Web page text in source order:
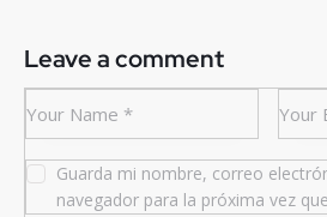
Leave a comment
Guarda mi nombre, correo
navegador para la próxima vez